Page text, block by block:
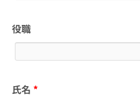
役職
氏名 *